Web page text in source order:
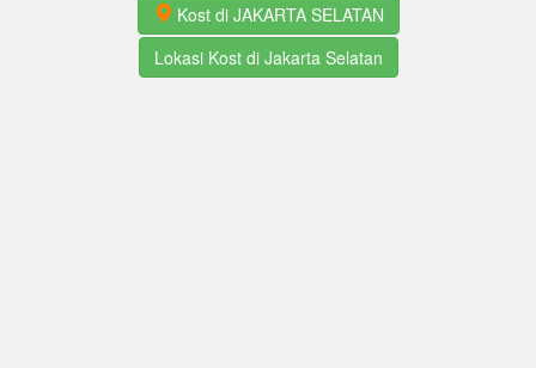
Kost di JAKARTA SELATAN
Lokasi Kost di Jakarta Selatan